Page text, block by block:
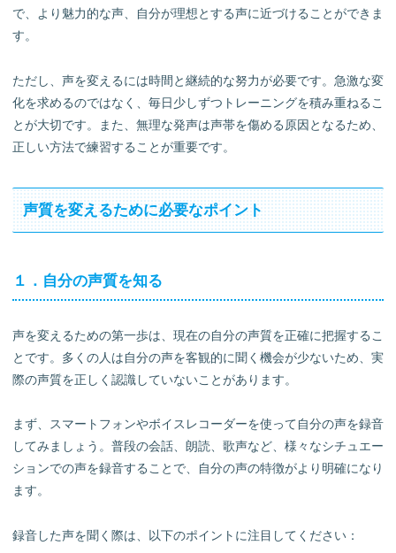
高い声を出しやすくするコツ
声質ごとの効果的な練習方法 鼻にかかった声
鼻にかかった声の特徴
鼻にかかった声を変えるボイトレ方法
１．鼻腔と口腔のバランスを調整する
３．声量を増やす
で、より魅力的な声、自分が理想とする声に近づけることができま
す。
ただし、声を変えるには時間と継続的な努力が必要です。急激な変
化を求めるのではなく、毎日少しずつトレーニングを積み重ねるこ
とが大切です。また、無理な発声は声帯を傷める原因となるため、
正しい方法で練習することが重要です。
声質を変えるために必要なポイント
１．自分の声質を知る
声を変えるための第一歩は、現在の自分の声質を正確に把握するこ
とです。多くの人は自分の声を客観的に聞く機会が少ないため、実
際の声質を正しく認識していないことがあります。
まず、スマートフォンやボイスレコーダーを使って自分の声を録音
してみましょう。普段の会話、朗読、歌声など、様々なシチュエー
ションでの声を録音することで、自分の声の特徴がより明確になり
ます。
録音した声を聞く際は、以下のポイントに注目してください：